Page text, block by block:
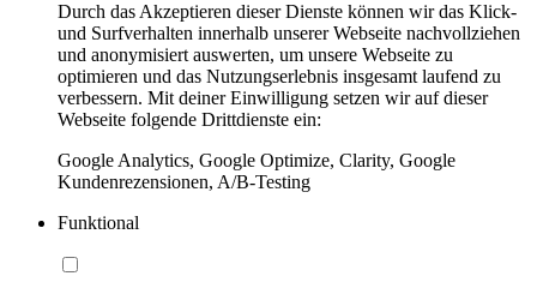
Durch das Akzeptieren dieser Dienste können wir das Klick-
und Surfverhalten innerhalb unserer Webseite nachvollziehen
und anonymisiert auswerten, um unsere Webseite zu
optimieren und das Nutzungserlebnis insgesamt laufend zu
verbessern. Mit deiner Einwilligung setzen wir auf dieser
Webseite folgende Drittdienste ein:
Google Analytics, Google Optimize, Clarity, Google
Kundenrezensionen, A/B-Testing
Funktional